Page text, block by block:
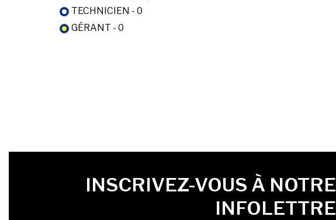
TECHNICIEN - 0
GÉRANT - 0
PRÉNOM
LAST NAME
INSCRIVEZ-VOUS À NOTRE
INFOLETTRE
LANGUE